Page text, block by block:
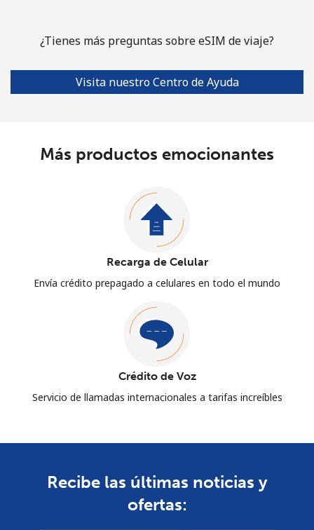
¿Tienes más preguntas sobre eSIM de viaje?
Visita nuestro Centro de Ayuda
Más productos emocionantes
Recarga de Celular
Envía crédito prepagado a celulares en todo el mundo
Crédito de Voz
Servicio de llamadas internacionales a tarifas increíbles
Recibe las últimas noticias y
ofertas: